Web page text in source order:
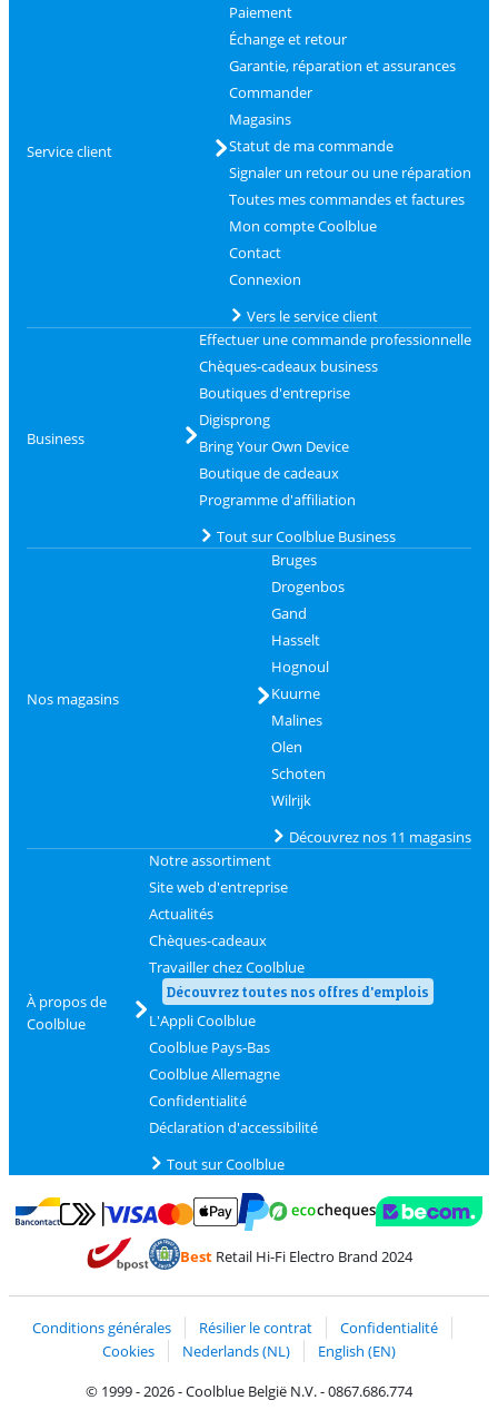
Service client
Paiement
Échange et retour
Garantie, réparation et assurances
Commander
Magasins
Statut de ma commande
Signaler un retour ou une réparation
Toutes mes commandes et factures
Mon compte Coolblue
Contact
Connexion
Vers le service client
Business
Effectuer une commande professionnelle
Chèques-cadeaux business
Boutiques d'entreprise
Digisprong
Bring Your Own Device
Boutique de cadeaux
Programme d'affiliation
Tout sur Coolblue Business
Nos magasins
Bruges
Drogenbos
Gand
Hasselt
Hognoul
Kuurne
Malines
Olen
Schoten
Wilrijk
Découvrez nos 11 magasins
À propos de
Coolblue
Notre assortiment
Site web d'entreprise
Actualités
Chèques-cadeaux
Travailler chez Coolblue
Découvrez toutes nos offres d'emplois
L'Appli Coolblue
Coolblue Pays-Bas
Coolblue Allemagne
Confidentialité
Déclaration d'accessibilité
Tout sur Coolblue
Payer avec Bancontact
Payer avec MasterCard et Visa via ClickToPay
Payer avec PayPal
BestRetail Hi-Fi Electro Brand 2024
Conditions générales Résilier le contrat
Confidentialité
Cookies
Nederlands (NL)
English (EN)
© 1999 - 2026 - Coolblue België N.V. - 0867.686.774